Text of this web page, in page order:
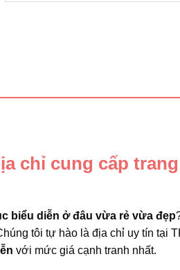
chỉ cung cấp
biểu diễn ở đâu vừa rẻ vừa đẹp
tôi tự hào là địa chỉ uy tín tại
với mức giá cạnh tranh nhất.